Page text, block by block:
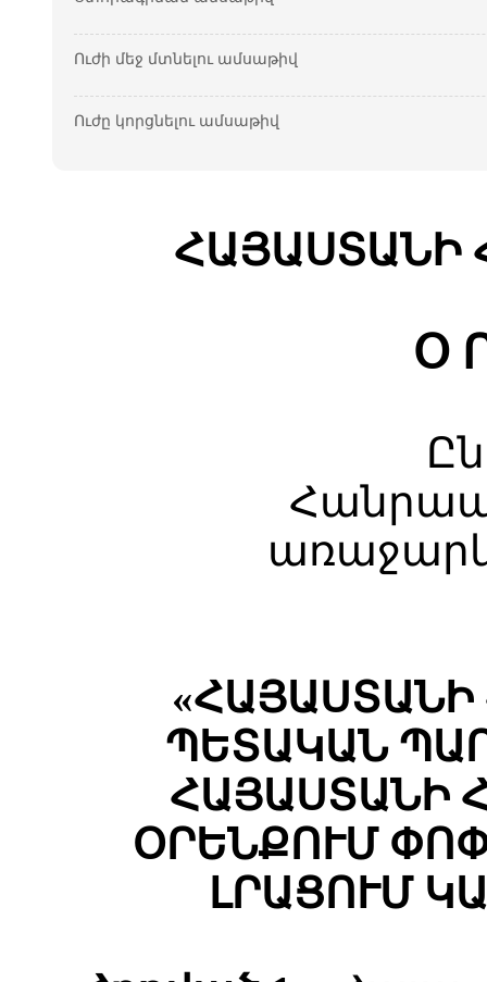
Ուժի մեջ մտնելու ամսաթիվ
Ուժը կորցնելու ամսաթիվ
ՀԱՅԱՍՏԱՆԻ
Օ
ՊԵՏԱԿԱՆ
ՀԱՅԱՍՏԱՆԻ
ՕՐԵՆՔՈՒՄ
ԼՐԱՑՈՒՄ